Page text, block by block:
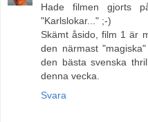
Hade filmen gjorts
"Karlslokar..." ;-)
Skämt åsido, film 1 är
den närmast
den bästa svenska
denna vecka.
Svara